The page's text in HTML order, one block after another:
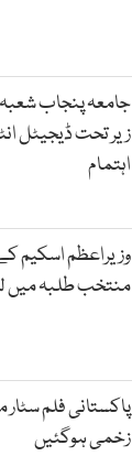
جامعہ پنجاب
زیر تحت ڈیجیٹل
اہتمام
وزیراعظم اسکیم
منتخب طلبہ میں
پاکستانی فلم
زخمی ہوگئیں